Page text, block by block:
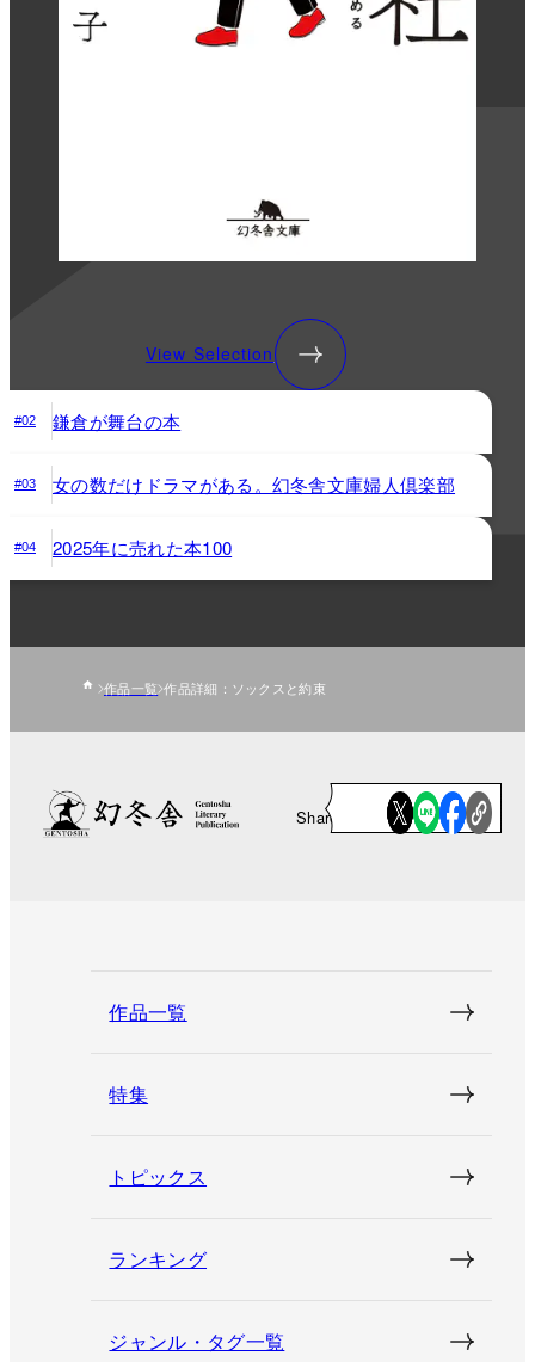
View Selection
#02 鎌倉が舞台の本
#03 女の数だけドラマがある。幻冬舎文庫婦人倶楽部
#04 2025年に売れた本100
作品一覧 作品詳細：ソックスと約束
Share
作品一覧
特集
トピックス
ランキング
ジャンル・タグ一覧